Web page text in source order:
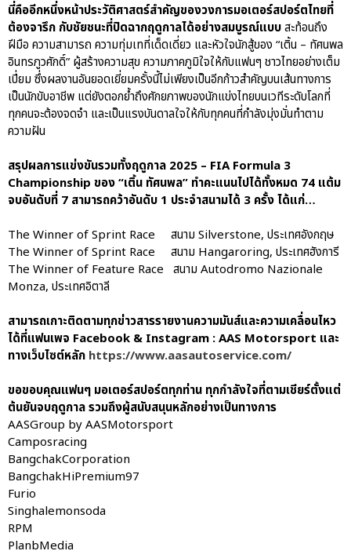
นี่คืออีกหนึ่งหน้าประวัติศาสตร์สำคัญของวงการมอเตอร์สปอร์ตไทยที่
ต้องจารึก กับชัยชนะที่ปิดฉากฤดูกาลได้อย่างสมบูรณ์แบบสะท้อนถึง
ฝีมือ ความสามารถ ความทุ่มเทที่เด็ดเดี่ยว และหัวใจนักสู้ของ “เติ้น – ทัศนพล
อินทรภูวศักดิ์” ผู้สร้างความสุข ความภาคภูมิใจให้กับแฟนๆ ชาวไทยอย่างเต็ม
เปี่ยม ซึ่งผลงานอันยอดเยี่ยมครั้งนี้ไม่เพียงเป็นอีกก้าวสำคัญบนเส้นทางการ
เป็นนักขับอาชีพ แต่ยังตอกย้ำถึงศักยภาพของนักแข่งไทยบนเวทีระดับโลกที่
ทุกคนจะต้องจดจำ และเป็นแรงบันดาลใจให้กับทุกคนที่กำลังมุ่งมั่นทำตาม
ความฝัน
สรุปผลการแข่งขันรวมทั้งฤดูกาล 2025 – FIA Formula 3
Championship ของ “เติ้น ทัศนพล” ทำคะแนนไปได้ทั้งหมด 74 แต้ม
จบอันดับที่ 7 สามารถคว้าอันดับ 1 ประจำสนามได้ 3 ครั้ง ได้แก่…
The Winner of Sprint Race สนาม Silverstone, ประเทศอังกฤษ
The Winner of Sprint Race สนาม Hangaroring, ประเทศฮังการี
The Winner of Feature Race สนาม Autodromo Nazionale
Monza, ประเทศอิตาลี
สามารถเกาะติดตามทุกข่าวสารรายงานความมันส์และความเคลื่อนไหว
ได้ที่แฟนเพจ Facebook & Instagram : AAS Motorsport และ
ทางเว็บไซต์หลัก https://www.aasautoservice.com/
ขอขอบคุณแฟนๆ มอเตอร์สปอร์ตทุกท่าน ทุกกำลังใจที่ตามเชียร์ตั้งแต่
ต้นยันจบฤดูกาล รวมถึงผู้สนับสนุนหลักอย่างเป็นทางการ
AASGroup by AASMotorsport
Camposracing
BangchakCorporation
BangchakHiPremium97
Furio
Singhalemonsoda
RPM
PlanbMedia